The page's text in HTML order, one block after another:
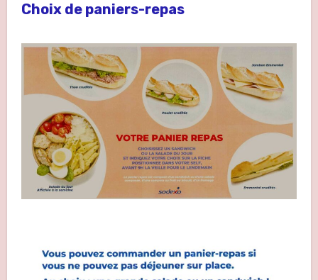
Choix de paniers-repas